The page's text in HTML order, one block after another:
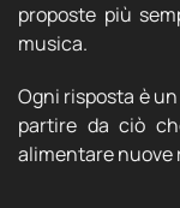
proposte più
musica.
Ogni risposta è
partire da ciò
alimentare nuove